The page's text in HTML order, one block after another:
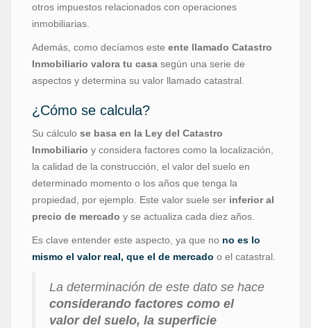
otros impuestos relacionados con operaciones
inmobiliarias.
Además, como decíamos este ente llamado Catastro
Inmobiliario valora tu casa según una serie de
aspectos y determina su valor llamado catastral.
¿Cómo se calcula?
Su cálculo se basa en la Ley del Catastro
Inmobiliario y considera factores como la localización,
la calidad de la construcción, el valor del suelo en
determinado momento o los años que tenga la
propiedad, por ejemplo. Este valor suele ser inferior al
precio de mercado y se actualiza cada diez años.
Es clave entender este aspecto, ya que no no es lo
mismo el valor real, que el de mercado o el catastral.
La determinación de este dato se hace
considerando factores como el
valor del suelo, la superficie